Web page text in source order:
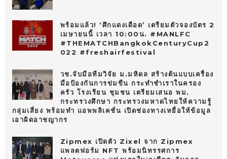
พร้อมแล้ว! ‘ศึกแดงเดือด’ เตรียมตัวจองบัตร 2
เมษายนนี้ เวลา 10:00น. #MANLFC
#THEMATCHBangkokCenturyCup2
022 #freshairfestival
วช.จับมือทีมวิจัย ม.มหิดล สร้างต้นแบบเครื่อง
มือป้องกันการข่มขืน กระทำชำเราในครอง
ครัว โรงเรียน ชุมชน เตรียมเสนอ พม.
กระทรวงศึกษา กระทรวงมหาดไทยให้ความรู้
กลุ่มเสี่ยง พร้อมทำ แอพพลิเคชั่น เปิดช่องทางเหยื่อให้ข้อมูล
เอาผิดอาชญากร
Zipmex เปิดตัว Zixel จาก Zipmex
แพลตฟอร์ม NFT พร้อมนิทรรศการ